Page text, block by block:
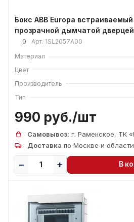
Бокс ABB Europa
прозрачной дымчатой дверцей
0 Арт. 1SL2057А00
Материал
Цвет
Производитель
Тип
990 руб./шт
Самовывоз: г. Раменское, ТК
Доставка по Москве и
В